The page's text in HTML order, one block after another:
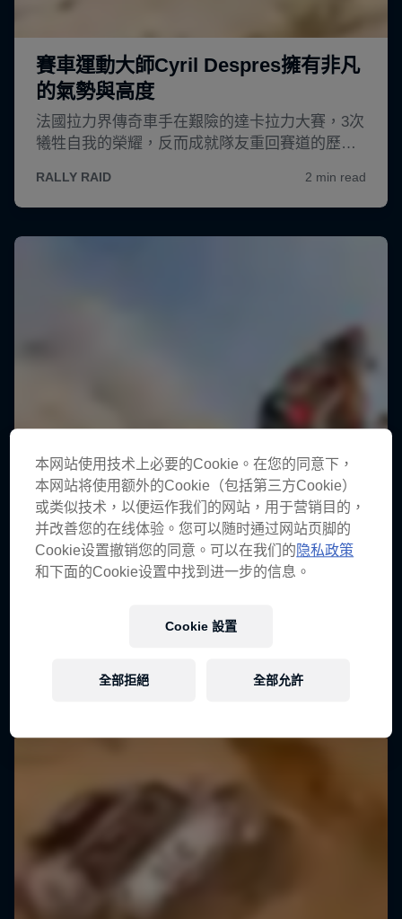
本网站使用技术上必要的Cookie。在您的同意下，
本网站将使用额外的Cookie（包括第三方Cookie）
或类似技术，以便运作我们的网站，用于营销目的，
并改善您的在线体验。您可以随时通过网站页脚的
Cookie设置撤销您的同意。可以在我们的 隐私政策
和下面的Cookie设置中找到进一步的信息。
Cookie 設置
全部拒絕 全部允許